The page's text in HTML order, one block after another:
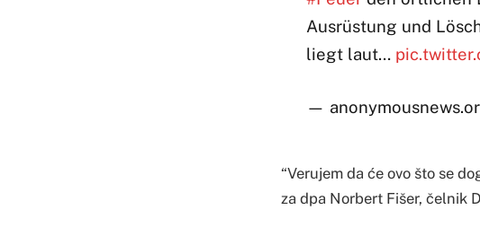
Ausrüstung und
liegt laut…
—
“Verujem da će ovo što se
za dpa Norbert Fišer, čelnik